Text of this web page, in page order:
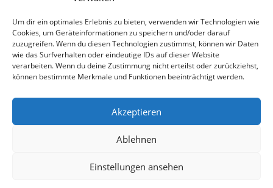
Um dir ein optimales Erlebnis zu bieten, verwenden wir Technologien wie
Cookies, um Geräteinformationen zu speichern und/oder darauf
zuzugreifen. Wenn du diesen Technologien zustimmst, können wir Daten
wie das Surfverhalten oder eindeutige IDs auf dieser Website
verarbeiten. Wenn du deine Zustimmung nicht erteilst oder zurückziehst,
können bestimmte Merkmale und Funktionen beeinträchtigt werden.
Akzeptieren
Ablehnen
Einstellungen ansehen
Sportgelände
Impressum
Datenschutzerklärung
Cookie-Richtlinie (EU)
© 2026 Spvgg Kirchenkirnberg• Erstellt mit